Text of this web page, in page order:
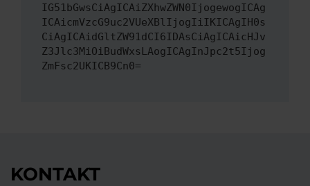
IG51bGwsCiAgICAiZXhwZWN0IjogewogICAg
ICAicmVzcG9uc2VUeXBlIjogIiIKICAgIH0s
CiAgICAidGltZW91dCI6IDAsCiAgICAicHJv
Z3Jlc3MiOiBudWxsLAogICAgInJpc2t5Ijog
ZmFsc2UKICB9Cn0=
KONTAKT